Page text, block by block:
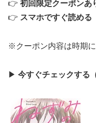
👉 初回限定クーポンあ
👉 スマホですぐ読める
※クーポン内容は時期
▶ 今すぐチェックする